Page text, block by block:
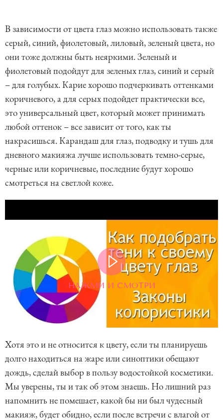
В зависимости от цвета глаз можно использовать также
серый, синий, фиолетовый, лиловый, зеленый цвета, но
они тоже должны быть неяркими. Зеленый и
фиолетовый подойдут для зеленых глаз, синий и серый
– для голубых. Карие хорошо подчеркивать оттенками
коричневого, а для серых подойдет практически все,
это универсальный цвет, который может принимать
любой оттенок – все зависит от того, как ты
накрасишься. Карандаш для глаз, подводку и тушь для
дневного макияжа лучше использовать темно-серые,
черные или коричневые, последние будут хорошо
смотреться на светлой коже.
НАЖМИ И СМОТРИ
Хотя это и не относится к цвету, если ты планируешь
долго находиться на жаре или синоптики обещают
дождь, сделай выбор в пользу водостойкой косметики.
Мы уверены, ты и так об этом знаешь. Но лишний раз
напомнить не помешает, какой бы ни был чудесный
макияж, будет обидно, если после встречи с влагой от